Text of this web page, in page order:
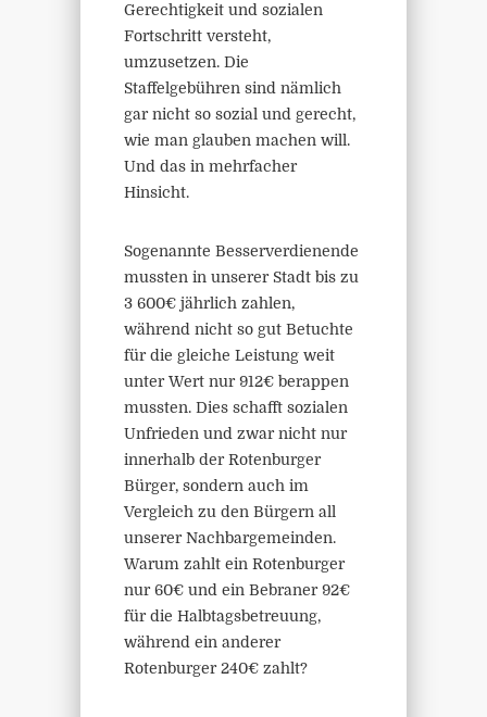
Gerechtigkeit und sozialen
Fortschritt versteht,
umzusetzen. Die
Staffelgebühren sind nämlich
gar nicht so sozial und gerecht,
wie man glauben machen will.
Und das in mehrfacher
Hinsicht.
Sogenannte Besserverdienende
mussten in unserer Stadt bis zu
3 600€ jährlich zahlen,
während nicht so gut Betuchte
für die gleiche Leistung weit
unter Wert nur 912€ berappen
mussten. Dies schafft sozialen
Unfrieden und zwar nicht nur
innerhalb der Rotenburger
Bürger, sondern auch im
Vergleich zu den Bürgern all
unserer Nachbargemeinden.
Warum zahlt ein Rotenburger
nur 60€ und ein Bebraner 92€
für die Halbtagsbetreuung,
während ein anderer
Rotenburger 240€ zahlt?